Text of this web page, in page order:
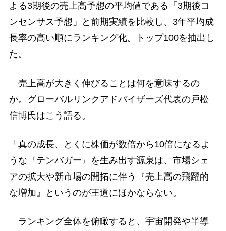
よる3期後の売上高予想の平均値である「3期後コ
ンセンサス予想」と前期実績を比較し、3年平均成
長率の高い順にランキング化。トップ100を抽出し
た。
売上高が大きく伸びることは何を意味するの
か。グローバルリンクアドバイザーズ代表の戸松
信博氏はこう語る。
「真の成長、とくに株価が数倍から10倍になるよ
うな『テンバガー』を生み出す源泉は、市場シェ
アの拡大や新市場の開拓に伴う『売上高の飛躍的
な増加』というのが王道にほかならない。
ランキング全体を俯瞰すると、宇宙開発や半導